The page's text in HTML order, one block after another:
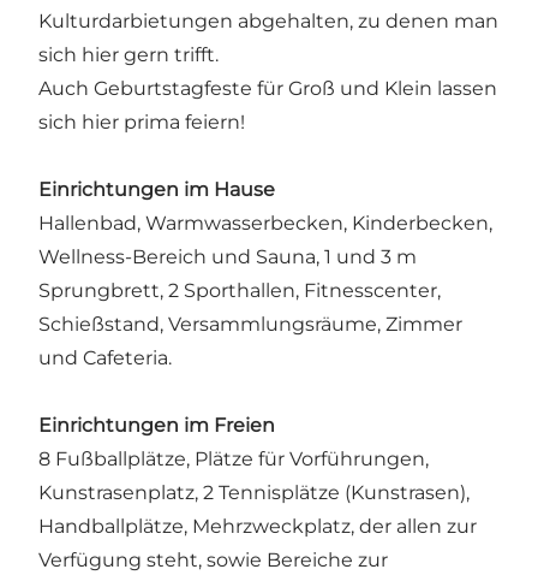
Kulturdarbietungen abgehalten, zu denen man
sich hier gern trifft.
Auch Geburtstagfeste für Groß und Klein lassen
sich hier prima feiern!
Einrichtungen im Hause
Hallenbad, Warmwasserbecken, Kinderbecken,
Wellness-Bereich und Sauna, 1 und 3 m
Sprungbrett, 2 Sporthallen, Fitnesscenter,
Schießstand, Versammlungsräume, Zimmer
und Cafeteria.
Einrichtungen im Freien
8 Fußballplätze, Plätze für Vorführungen,
Kunstrasenplatz, 2 Tennisplätze (Kunstrasen),
Handballplätze, Mehrzweckplatz, der allen zur
Verfügung steht, sowie Bereiche zur